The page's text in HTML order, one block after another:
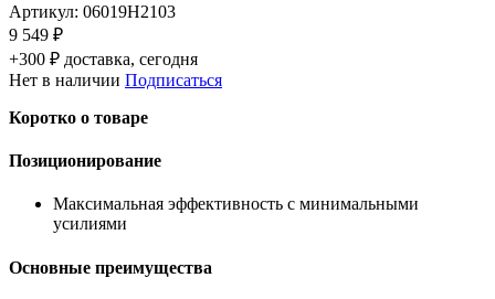
Артикул: 06019H2103
9 549 ₽
+300 ₽ доставка, сегодня
Нет в наличии Подписаться
Коротко о товаре
Позиционирование
Максимальная эффективность с минимальными
усилиями
Основные преимущества